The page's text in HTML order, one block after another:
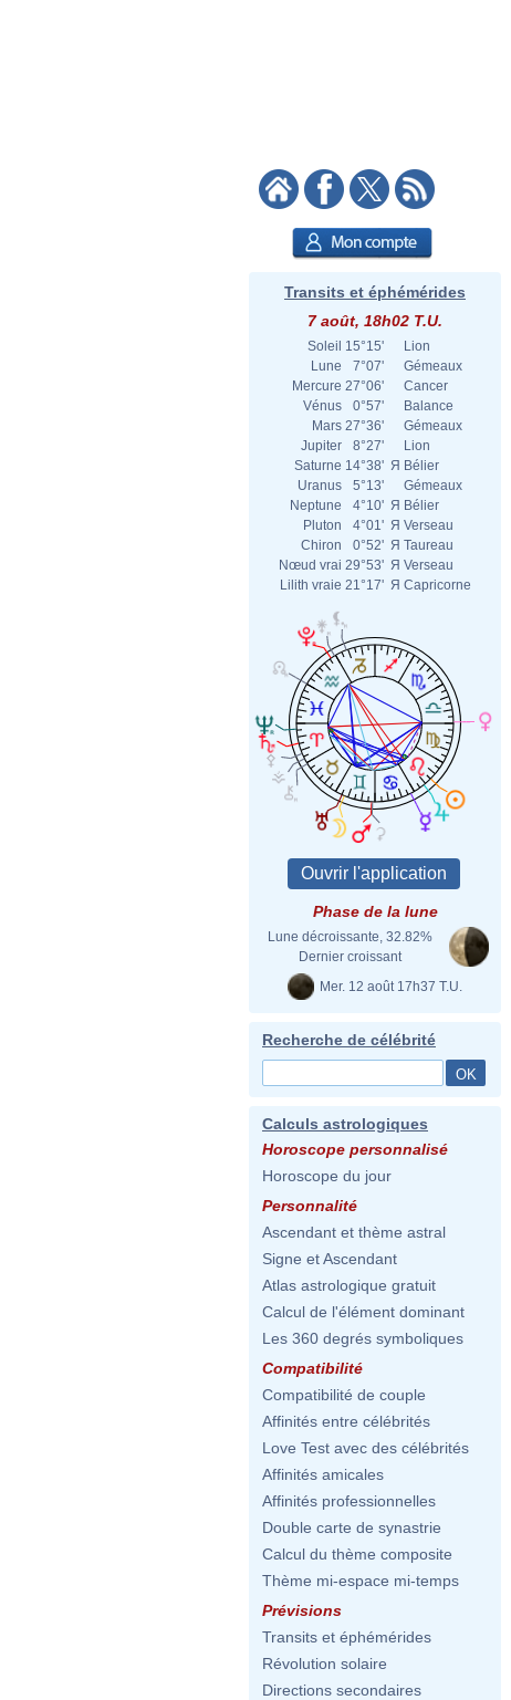
Transits et éphémérides
7 août, 18h02 T.U.
Soleil 15°15'
Lion
Lune
7°07'
Gémeaux
Mercure 27°06'
Cancer
Vénus
0°57'
Balance
Mars 27°36'
Gémeaux
Jupiter
8°27'
Lion
Saturne 14°38' Я Bélier
Uranus
5°13'
Gémeaux
Neptune
4°10' Я Bélier
Pluton
4°01' Я Verseau
Chiron
0°52' Я Taureau
Nœud vrai 29°53' Я Verseau
Lilith vraie 21°17' Я Capricorne
Phase de la lune
Lune décroissante, 32.82%
Dernier croissant
Mer. 12 août 17h37 T.U.
Recherche de célébrité
Calculs astrologiques
Horoscope personnalisé
Horoscope du jour
Personnalité
Ascendant et thème astral
Signe et Ascendant
Atlas astrologique gratuit
Calcul de l'élément dominant
Les 360 degrés symboliques
Compatibilité
Compatibilité de couple
Affinités entre célébrités
Love Test avec des célébrités
Affinités amicales
Affinités professionnelles
Double carte de synastrie
Calcul du thème composite
Thème mi-espace mi-temps
Prévisions
Transits et éphémérides
Révolution solaire
Directions secondaires